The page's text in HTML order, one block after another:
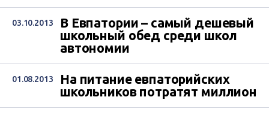
03.10.2013
В Евпатории – самый дешевый
школьный обед среди школ
автономии
01.08.2013
На питание евпаторийских
школьников потратят миллион